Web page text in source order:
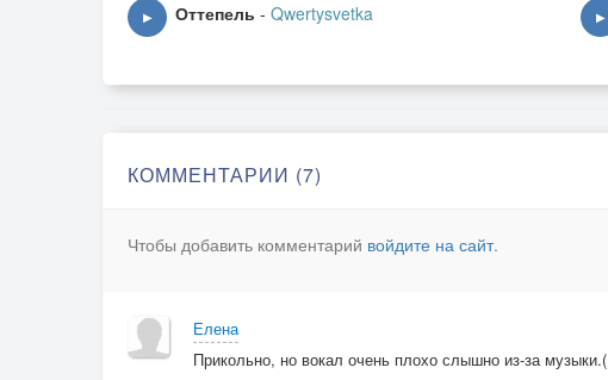
▶ Оттепель - Qwertysvetka ▶
КОММЕНТАРИИ (7)
Чтобы добавить комментарий войдите на сайт.
Елена
Прикольно, но вокал очень плохо слышно из-за музыки.(